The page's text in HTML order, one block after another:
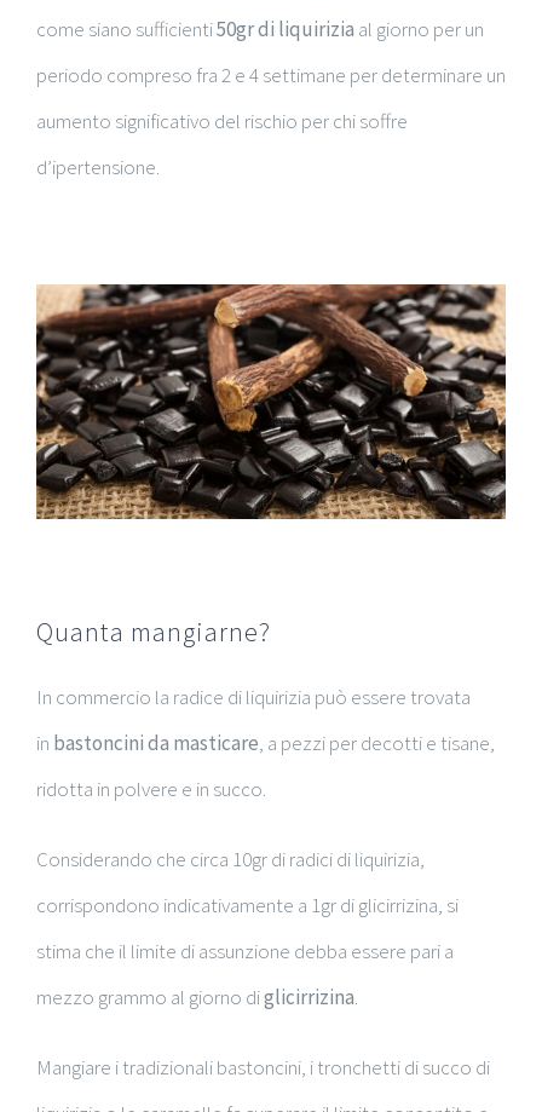
come siano sufficienti50gr di liquirizia al giorno per un
periodo compreso fra 2 e 4 settimane per determinare un
aumento significativo del rischio per chi soffre
d’ipertensione.
Quanta mangiarne?
In commercio la radice di liquirizia può essere trovata
in bastoncini da masticare, a pezzi per decotti e tisane,
ridotta in polvere e in succo.
Considerando che circa 10gr di radici di liquirizia,
corrispondono indicativamente a 1gr di glicirrizina, si
stima che il limite di assunzione debba essere pari a
mezzo grammo al giorno diglicirrizina.
Mangiare i tradizionali bastoncini, i tronchetti di succo di